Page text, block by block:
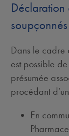
Déclaration
soupçonnés
Dans le cadre
est possible
présumée
procédant
En